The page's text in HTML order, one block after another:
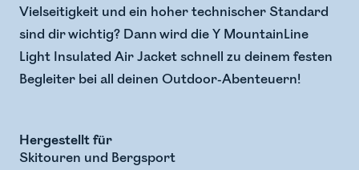
Vielseitigkeit und ein hoher technischer Standard
sind dir wichtig? Dann wird die Y MountainLine
Light Insulated Air Jacket schnell zu deinem festen
Begleiter bei all deinen Outdoor-Abenteuern!
Hergestellt für
Skitouren und Bergsport